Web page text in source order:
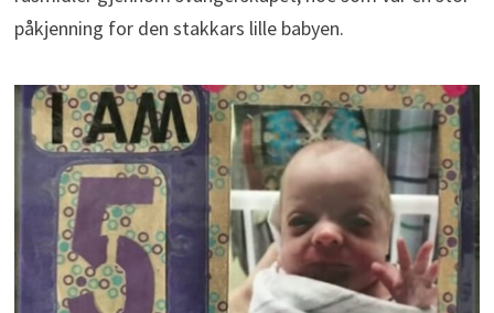
påkjenning for den stakkars lille babyen.